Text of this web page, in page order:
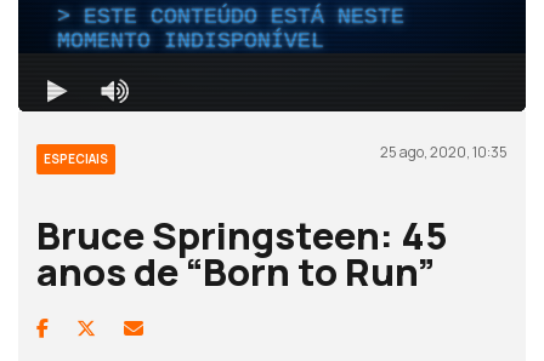
ESPECIAIS 25 ago, 2020, 10:35
Bruce Springsteen: 45
anos de “Born to Run”